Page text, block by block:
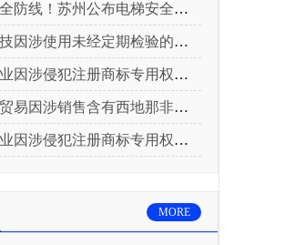
！苏州公布电梯安全领域典型案例
使用未经定期检验的压力管道被查
因涉侵犯注册商标专用权被查
涉销售含有西地那非的保健食品被查
因涉侵犯注册商标专用权被查
MORE